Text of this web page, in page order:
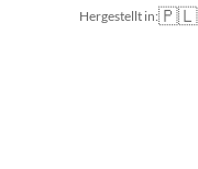
Hergestellt in:🇵🇱